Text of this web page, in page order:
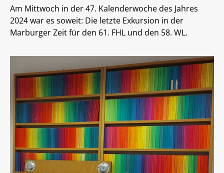
Anreise und Parken
Blog (Extern)
Jahresberichte der Archivschule
MidosaXML Stellenmarkt
Am Mittwoch in der 47. Kalenderwoche des Jahres
2024 war es soweit: Die letzte Exkursion in der
Marburger Zeit für den 61. FHL und den 58. WL.